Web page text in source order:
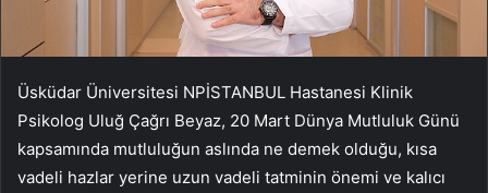
Üsküdar Üniversitesi NPİSTANBUL Hastanesi Klinik
Psikolog Uluğ Çağrı Beyaz, 20 Mart Dünya Mutluluk Günü
kapsamında mutluluğun aslında ne demek olduğu, kısa
vadeli hazlar yerine uzun vadeli tatminin önemi ve kalıcı